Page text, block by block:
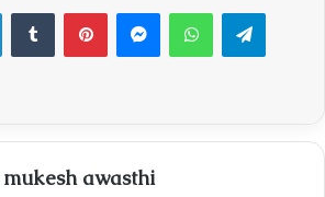
LinkedInTumblr PinterestMessengerWhatsApp
mukesh awasthi